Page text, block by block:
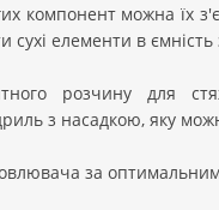
компонент можна їх
елементи в
розчину для
з насадкою, яку
за